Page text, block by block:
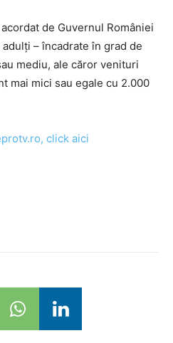
de Guvernul României
– încadrate în grad de
mediu, ale căror venituri
mai mici sau egale cu 2.000
click aici